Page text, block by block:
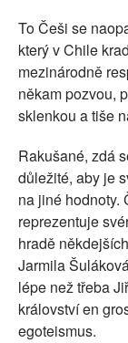
To Češi se
který v Chile
mezinárodně
někam pozvou,
sklenkou a tiše
Rakušané, zdá
důležité, aby je
na jiné hodnoty.
reprezentuje
hradě
Jarmila
lépe než třeba
království en
egoteismus.